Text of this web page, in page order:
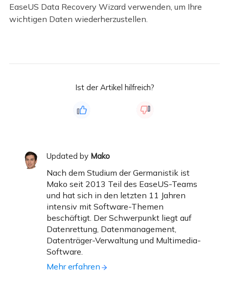
EaseUS Data Recovery Wizard verwenden, um Ihre
wichtigen Daten wiederherzustellen.
Ist der Artikel hilfreich?
Updated by Mako
Nach dem Studium der Germanistik ist
Mako seit 2013 Teil des EaseUS-Teams
und hat sich in den letzten 11 Jahren
intensiv mit Software-Themen
beschäftigt. Der Schwerpunkt liegt auf
Datenrettung, Datenmanagement,
Datenträger-Verwaltung und Multimedia-
Software.
Mehr erfahren